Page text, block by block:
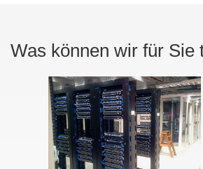
Was können wir für Sie